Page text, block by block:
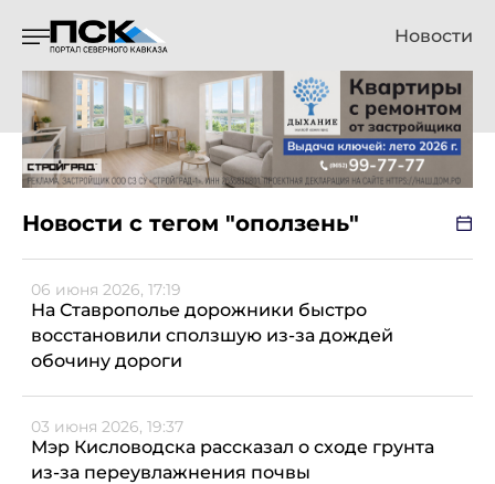
Новости
Новости с тегом "оползень"
06 июня 2026, 17:19
На Ставрополье дорожники быстро
восстановили сползшую из-за дождей
обочину дороги
03 июня 2026, 19:37
Мэр Кисловодска рассказал о сходе грунта
из-за переувлажнения почвы